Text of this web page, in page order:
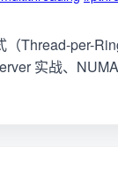
Thread-per-
实战、